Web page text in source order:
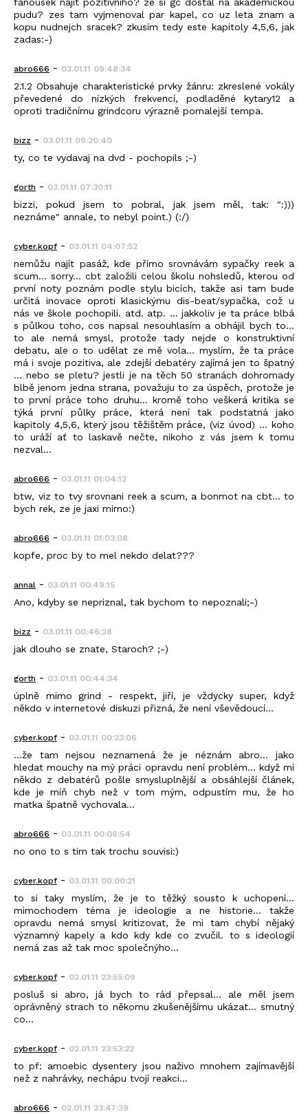
pudu? zes tam vyjmenoval par kapel, co uz leta znam a
kopu nudnejch sracek? zkusim tedy este kapitoly 4,5,6, jak
zadas:-)
abro666 - 03.01.11 09:48:34
2.1.2 Obsahuje charakteristické prvky žánru: zkreslené vokály
převedené do nízkých frekvencí, podladěné kytary12 a
oproti tradičnímu grindcoru výrazně pomalejší tempa.
bizz - 03.01.11 09:20:40
ty, co te vydavaj na dvd - pochopils ;-)
gorth - 03.01.11 07:30:11
bizzi, pokud jsem to pobral, jak jsem měl, tak: ":)))
neznáme" annale, to nebyl point.) (:/)
cyber.kopf - 03.01.11 04:07:52
nemůžu najít pasáž, kde přímo srovnávám sypačky reek a
scum... sorry... cbt založili celou školu nohsledů, kterou od
první noty poznám podle stylu bicích, takže asi tam bude
určitá inovace oproti klasickýmu dis-beat/sypačka, což u
nás ve škole pochopili. atd. atp. ... jakkoliv je ta práce blbá
s půlkou toho, cos napsal nesouhlasím a obhájil bych to...
to ale nemá smysl, protože tady nejde o konstruktivní
debatu, ale o to udělat ze mě vola... myslím, že ta práce
má i svoje pozitiva, ale zdejší debatéry zajímá jen to špatný
... nebo se pletu? jestli je na těch 50 stranách dohromady
blbě jenom jedna strana, považuju to za úspěch, protože je
to první práce toho druhu... kromě toho veškerá kritika se
týká první půlky práce, která není tak podstatná jako
kapitoly 4,5,6, který jsou těžištěm práce, (viz úvod) ... koho
to uráží ať to laskavě nečte, nikoho z vás jsem k tomu
nezval...
abro666 - 03.01.11 01:04:12
btw, viz to tvy srovnani reek a scum, a bonmot na cbt... to
bych rek, ze je jaxi mimo:)
abro666 - 03.01.11 01:03:08
kopfe, proc by to mel nekdo delat???
annal - 03.01.11 00:49:15
Ano, kdyby se nepriznal, tak bychom to nepoznali;-)
bizz - 03.01.11 00:46:28
jak dlouho se znate, Staroch? ;-)
gorth - 03.01.11 00:44:34
úplně mimo grind - respekt, jiří, je vždycky super, když
někdo v internetové diskuzi přizná, že není vševědoucí...
cyber.kopf - 03.01.11 00:23:06
...že tam nejsou neznamená že je néznám abro... jako
hledat mouchy na mý práci opravdu není problém... když mi
někdo z debatérů pošle smysluplnější a obsáhlejší článek,
kde je míň chyb než v tom mým, odpustím mu, že ho
matka špatně vychovala...
abro666 - 03.01.11 00:06:54
no ono to s tim tak trochu souvisi:)
cyber.kopf - 03.01.11 00:00:21
to si taky myslím, že je to těžký sousto k uchopení...
mimochodem téma je ideologie a ne historie... takže
opravdu nemá smysl kritizovat, že mi tam chybí nějaký
významný kapely a kdo kdy kde co zvučil. to s ideologií
nemá zas až tak moc společnýho...
cyber.kopf - 02.01.11 23:55:09
posluš si abro, já bych to rád přepsal... ale měl jsem
oprávněný strach to někomu zkušenějšímu ukázat... smutný
co...
cyber.kopf - 02.01.11 23:53:22
to pf: amoebic dysentery jsou naživo mnohem zajímavější
než z nahrávky, nechápu tvojí reakci...
abro666 - 02.01.11 23:47:39